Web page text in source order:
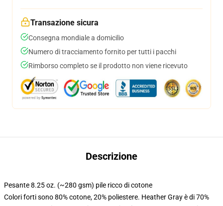
Transazione sicura
Consegna mondiale a domicilio
Numero di tracciamento fornito per tutti i pacchi
Rimborso completo se il prodotto non viene ricevuto
Descrizione
Pesante 8.25 oz. (~280 gsm) pile ricco di cotone
Colori forti sono 80% cotone, 20% poliestere. Heather Gray è di 70%